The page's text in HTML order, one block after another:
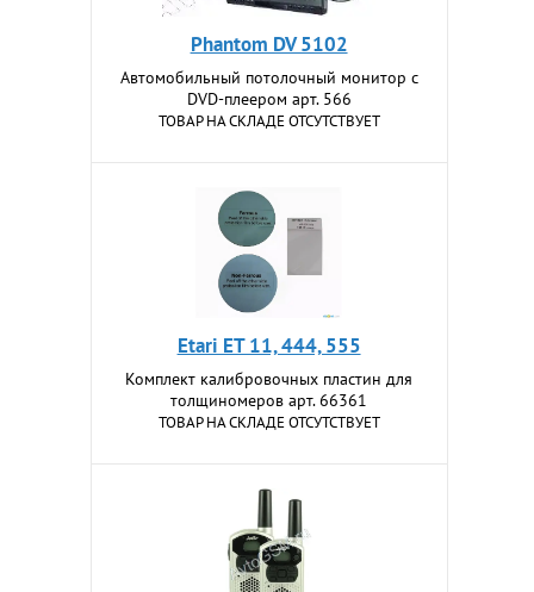
Phantom DV 5102
Автомобильный потолочный монитор с
DVD-плеером арт. 566
ТОВАР НА СКЛАДЕ ОТСУТСТВУЕТ
Etari ЕТ 11, 444, 555
Комплект калибровочных пластин для
толщиномеров арт. 66361
ТОВАР НА СКЛАДЕ ОТСУТСТВУЕТ